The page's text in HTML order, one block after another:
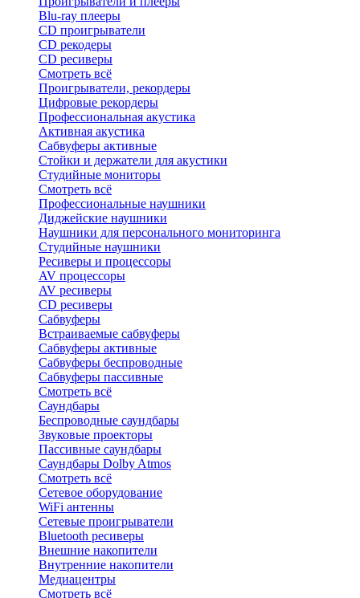
Blu-ray плееры
CD проигрыватели
CD рекодеры
CD ресиверы
Смотреть всё
Проигрыватели, рекордеры
Цифровые рекордеры
Профессиональная акустика
Активная акустика
Сабвуферы активные
Стойки и держатели для акустики
Студийные мониторы
Смотреть всё
Профессиональные наушники
Диджейские наушники
Наушники для персонального мониторинга
Студийные наушники
Ресиверы и процессоры
AV процессоры
AV ресиверы
CD ресиверы
Сабвуферы
Встраиваемые сабвуферы
Сабвуферы активные
Сабвуферы беспроводные
Сабвуферы пассивные
Смотреть всё
Саундбары
Беспроводные саундбары
Звуковые проекторы
Пассивные саундбары
Саундбары Dolby Atmos
Смотреть всё
Сетевое оборудование
WiFi антенны
Сетевые проигрыватели
Bluetooth ресиверы
Внешние накопители
Внутренние накопители
Медиацентры
Смотреть всё